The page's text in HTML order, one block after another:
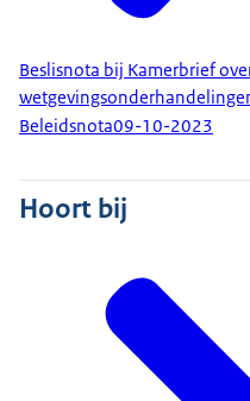
Beslisnota bij Kamerbrief
Beleidsnota09-10-2023
Hoort bij